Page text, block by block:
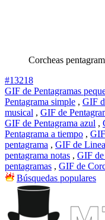
Corcheas
#13218
GIF de Pentagramas
Pentagrama simple , GIF
musical , GIF de
GIF de Pentagrama azul ,
Pentagrama a tiempo ,
pentagrama , GIF de
pentagrama notas , GIF de
pentagramas , GIF de
Búsquedas populares